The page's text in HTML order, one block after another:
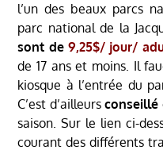
l’un des beaux parcs
parc national de la
sont de9,25$/ jour/
de 17 ans et moins. Il
kiosque à l’entrée du
C’est d’ailleursconseillé
saison. Sur le lien ci-
courant des différents